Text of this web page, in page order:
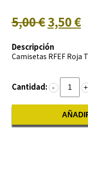
5,00 €3,50 €
Descripción
Camisetas RFEF Roja
Cantidad: - +